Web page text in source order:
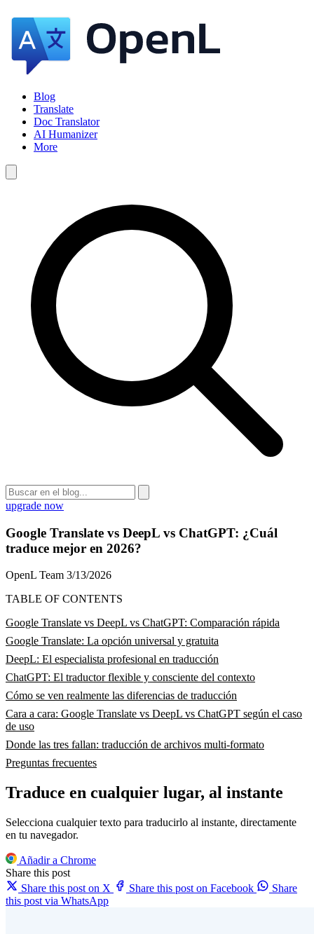
Blog
Translate
Doc Translator
AI Humanizer
More
upgrade now
Google Translate vs DeepL vs ChatGPT: ¿Cuál
traduce mejor en 2026?
OpenL Team 3/13/2026
TABLE OF CONTENTS
Google Translate vs DeepL vs ChatGPT: Comparación rápida
Google Translate: La opción universal y gratuita
DeepL: El especialista profesional en traducción
ChatGPT: El traductor flexible y consciente del contexto
Cómo se ven realmente las diferencias de traducción
Cara a cara: Google Translate vs DeepL vs ChatGPT según el caso
de uso
Donde las tres fallan: traducción de archivos multi-formato
Preguntas frecuentes
Traduce en cualquier lugar, al instante
Selecciona cualquier texto para traducirlo al instante, directamente
en tu navegador.
Añadir a Chrome
Share this post
Share this post on X
Share this post on Facebook
Share
this post via WhatsApp